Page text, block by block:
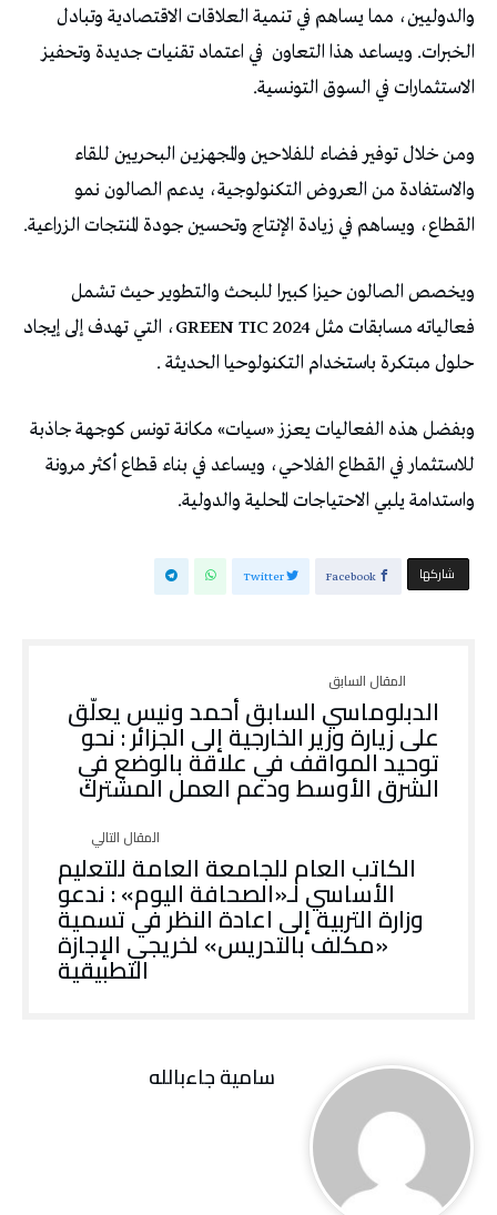
والدوليين، مما يساهم في تنمية العلاقات الاقتصادية وتبادل
الخبرات. ويساعد هذا التعاون في اعتماد تقنيات جديدة وتحفيز
الاستثمارات في السوق التونسية.
ومن خلال توفير فضاء للفلاحين والمجهزين البحريين للقاء
والاستفادة من العروض التكنولوجية، يدعم الصالون نمو
القطاع، ويساهم في زيادة الإنتاج وتحسين جودة المنتجات الزراعية.
ويخصص الصالون حيزا كبيرا للبحث والتطوير حيث تشمل
فعالياته مسابقات مثل GREEN TIC 2024، التي تهدف إلى إيجاد
حلول مبتكرة باستخدام التكنولوحيا الحديثة .
وبفضل هذه الفعاليات يعزز «سيات» مكانة تونس كوجهة جاذبة
للاستثمار في القطاع الفلاحي، ويساعد في بناء قطاع أكثر مرونة
واستدامة يلبي الاحتياجات المحلية والدولية.
‫‫ شاركها‬ Facebook
Twitter
الدبلوماسي السابق أحمد ونيس يعلّق
على زيارة وزير الخارجية إلى الجزائر : نحو
توحيد المواقف في علاقة بالوضع في
الشرق الأوسط ودعم العمل المشترك
الكاتب العام للجامعة العامة للتعليم
الأساسي لـ«الصحافة اليوم» : ندعو
وزارة التربية إلى اعادة النظر في تسمية
«مكلف بالتدريس» لخريجي الإجازة
التطبيقية
سامية جاءبالله